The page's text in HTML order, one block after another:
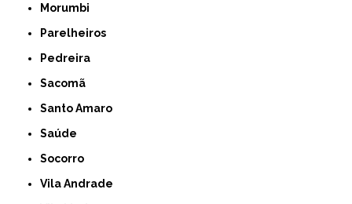
Morumbi
Parelheiros
Pedreira
Sacomã
Santo Amaro
Saúde
Socorro
Vila Andrade